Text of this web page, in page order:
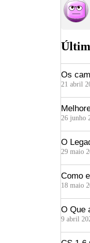
Os
21 abril
26 junho
O
29 maio
Como
18 maio
O Que
9 abril